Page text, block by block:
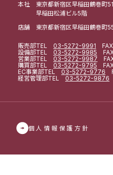
本社 東京都新宿区早稲田鶴巻町
早稲田松浦ビル5階
店舗 東京都新宿区早稲田鶴巻町
販売部TEL 03-5272-9991
設備部TEL 03-5272-9985
営業部TEL 03-5272-9987
購買部TEL 03-5272-9795
EC事業部TEL 03-5272-9776
経営管理部TEL 03-5272-9876
個人情報保護方針